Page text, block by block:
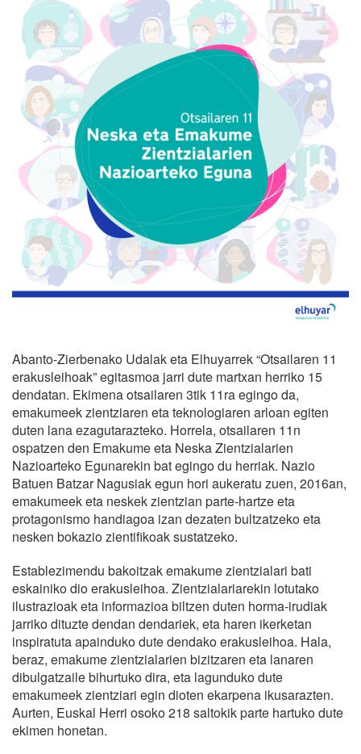
Abanto-Zierbenako Udalak eta Elhuyarrek “Otsailaren 11
erakusleihoak” egitasmoa jarri dute martxan herriko 15
dendatan. Ekimena otsailaren 3tik 11ra egingo da,
emakumeek zientziaren eta teknologiaren arloan egiten
duten lana ezagutarazteko. Horrela, otsailaren 11n
ospatzen den Emakume eta Neska Zientzialarien
Nazioarteko Egunarekin bat egingo du herriak. Nazio
Batuen Batzar Nagusiak egun hori aukeratu zuen, 2016an,
emakumeek eta neskek zientzian parte-hartze eta
protagonismo handiagoa izan dezaten bultzatzeko eta
nesken bokazio zientifikoak sustatzeko.
Establezimendu bakoitzak emakume zientzialari bati
eskainiko dio erakusleihoa. Zientzialariarekin lotutako
ilustrazioak eta informazioa biltzen duten horma-irudiak
jarriko dituzte dendan dendariek, eta haren ikerketan
inspiratuta apainduko dute dendako erakusleihoa. Hala,
beraz, emakume zientzialarien bizitzaren eta lanaren
dibulgatzaile bihurtuko dira, eta lagunduko dute
emakumeek zientziari egin dioten ekarpena ikusarazten.
Aurten, Euskal Herri osoko 218 saltokik parte hartuko dute
ekimen honetan.